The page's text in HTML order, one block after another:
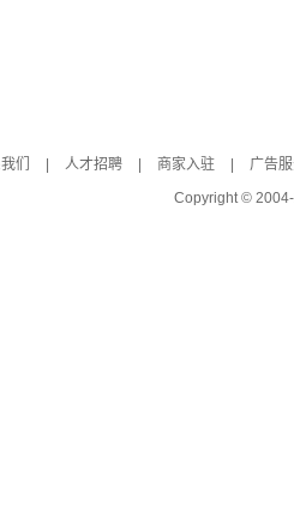
们 人才招聘 商家入驻 广告
Copyright © 2004-